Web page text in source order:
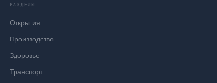
РАЗДЕЛЫ
Открытия
Производство
Здоровье
Транспорт